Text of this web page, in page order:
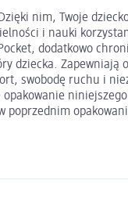
nim, Twoje
i nauki
dodatkowo
dziecka. Zapewniają
swobodę ruchu i
poprzednim